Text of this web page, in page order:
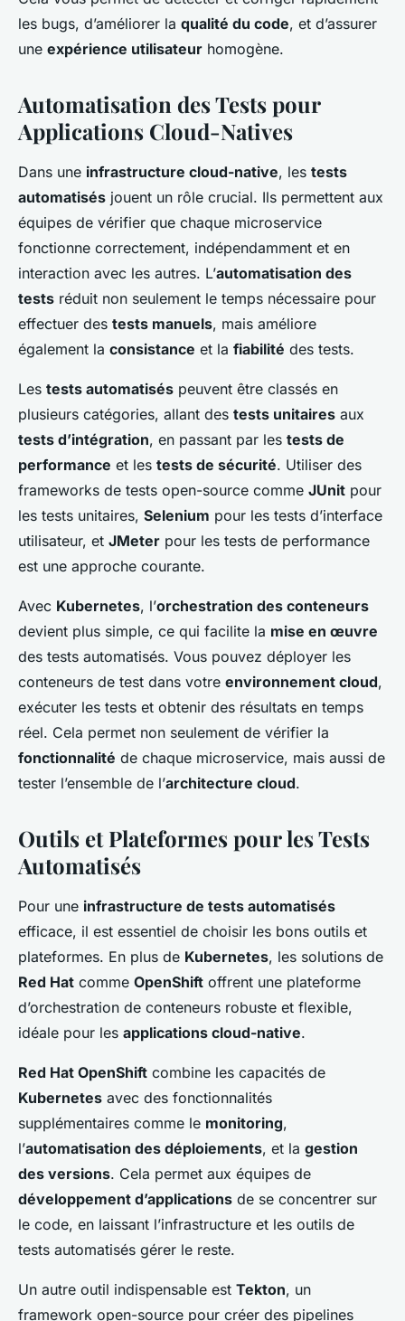
les bugs, d’améliorer la qualité du code, et d’assurer
une expérience utilisateur homogène.
Automatisation des Tests pour
Applications Cloud-Natives
Dans une infrastructure cloud-native, les tests
automatisés jouent un rôle crucial. Ils permettent aux
équipes de vérifier que chaque microservice
fonctionne correctement, indépendamment et en
interaction avec les autres. L’automatisation des
tests réduit non seulement le temps nécessaire pour
effectuer des tests manuels, mais améliore
également la consistance et la fiabilité des tests.
Les tests automatisés peuvent être classés en
plusieurs catégories, allant des tests unitaires aux
tests d’intégration, en passant par les tests de
performance et les tests de sécurité. Utiliser des
frameworks de tests open-source comme JUnit pour
les tests unitaires, Selenium pour les tests d’interface
utilisateur, et JMeter pour les tests de performance
est une approche courante.
Avec Kubernetes, l’orchestration des conteneurs
devient plus simple, ce qui facilite la mise en œuvre
des tests automatisés. Vous pouvez déployer les
conteneurs de test dans votre environnement cloud,
exécuter les tests et obtenir des résultats en temps
réel. Cela permet non seulement de vérifier la
fonctionnalité de chaque microservice, mais aussi de
tester l’ensemble de l’architecture cloud.
Outils et Plateformes pour les Tests
Automatisés
Pour une infrastructure de tests automatisés
efficace, il est essentiel de choisir les bons outils et
plateformes. En plus de Kubernetes, les solutions de
Red Hat comme OpenShift offrent une plateforme
d’orchestration de conteneurs robuste et flexible,
idéale pour les applications cloud-native.
Red Hat OpenShift combine les capacités de
Kubernetes avec des fonctionnalités
supplémentaires comme le monitoring,
l’automatisation des déploiements, et la gestion
des versions. Cela permet aux équipes de
développement d’applications de se concentrer sur
le code, en laissant l’infrastructure et les outils de
tests automatisés gérer le reste.
Un autre outil indispensable est Tekton, un
framework open-source pour créer des pipelines